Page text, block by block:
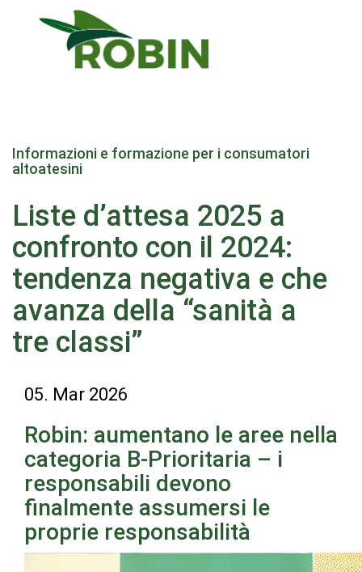
contenuto
Informazioni e formazione per i consumatori
altoatesini
Liste d’attesa 2025 a
confronto con il 2024:
tendenza negativa e che
avanza della “sanità a
tre classi”
05. Mar 2026
Robin: aumentano le aree nella
categoria B-Prioritaria – i
responsabili devono
finalmente assumersi le
proprie responsabilità